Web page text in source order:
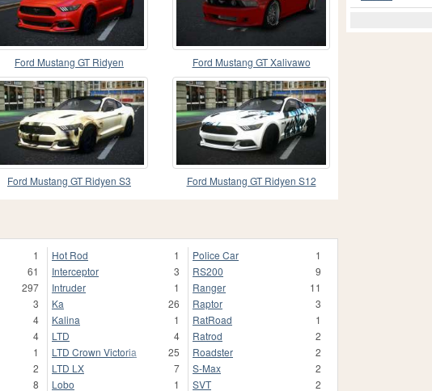
Ford Mustang GT Ridyen Ford Mustang GT Xalivawo
Ford Mustang GT Ridyen S3 Ford Mustang GT Ridyen S12
1
61
297
3
4
4
1
2
8
Hot Rod
1
Interceptor
3
Intruder
1
Ka
26
Kalina
1
LTD
4
LTD Crown Victoria
25
LTD LX
7
Lobo
1
Police Car
1
RS200
9
Ranger
11
Raptor
3
RatRoad
1
Ratrod
2
Roadster
2
S-Max
2
SVT
2